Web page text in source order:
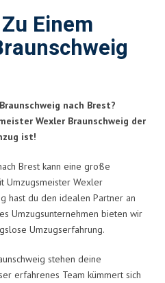
Einem
nach Brest?
Wexler Braunschweig der
ist!
Brest kann eine große
Umzugsmeister Wexler
hast du den idealen Partner an
Umzugsunternehmen bieten wir
Umzugserfahrung.
stehen deine
erfahrenes Team kümmert sich